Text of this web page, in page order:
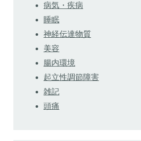
病気・疾病
睡眠
神経伝達物質
美容
腸内環境
起立性調節障害
雑記
頭痛